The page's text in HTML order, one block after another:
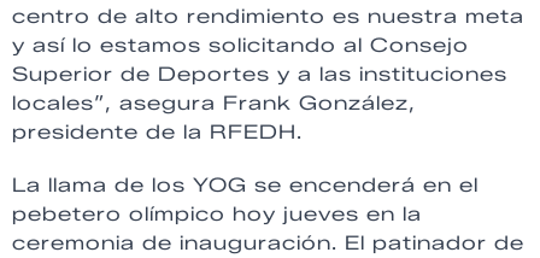
centro de alto rendimiento es nuestra meta
y así lo estamos solicitando al Consejo
Superior de Deportes y a las instituciones
locales”, asegura Frank González,
presidente de la RFEDH.
La llama de los YOG se encenderá en el
pebetero olímpico hoy jueves en la
ceremonia de inauguración. El patinador de